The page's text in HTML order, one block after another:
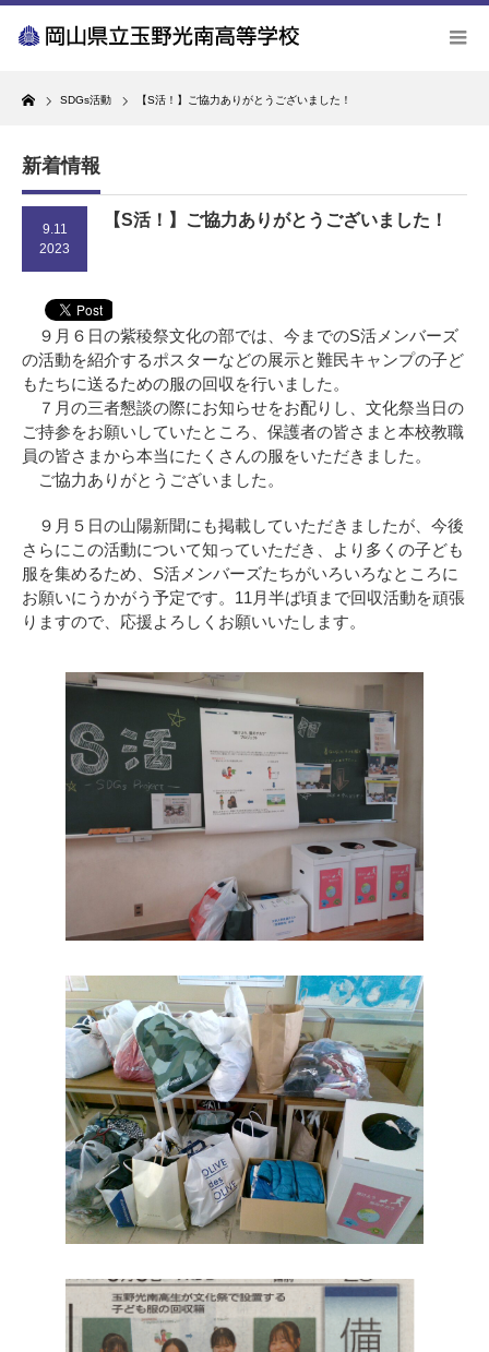
Home
SDGs活動 【S活！】ご協力ありがとうございました！
新着情報
9.11
2023
【S活！】ご協力ありがとうございました！
９月６日の紫稜祭文化の部では、今までのS活メンバーズ
の活動を紹介するポスターなどの展示と難民キャンプの子ど
もたちに送るための服の回収を行いました。
７月の三者懇談の際にお知らせをお配りし、文化祭当日の
ご持参をお願いしていたところ、保護者の皆さまと本校教職
員の皆さまから本当にたくさんの服をいただきました。
ご協力ありがとうございました。
９月５日の山陽新聞にも掲載していただきましたが、今後
さらにこの活動について知っていただき、より多くの子ども
服を集めるため、S活メンバーズたちがいろいろなところに
お願いにうかがう予定です。11月半ば頃まで回収活動を頑張
りますので、応援よろしくお願いいたします。